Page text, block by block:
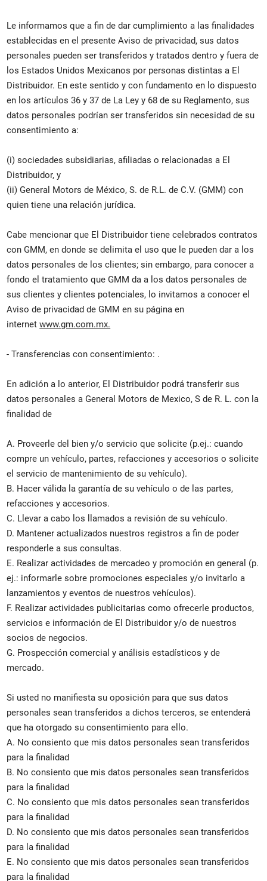
Le informamos que a fin de dar cumplimiento a las finalidades
establecidas en el presente Aviso de privacidad, sus datos
personales pueden ser transferidos y tratados dentro y fuera de
los Estados Unidos Mexicanos por personas distintas a El
Distribuidor. En este sentido y con fundamento en lo dispuesto
en los artículos 36 y 37 de La Ley y 68 de su Reglamento, sus
datos personales podrían ser transferidos sin necesidad de su
consentimiento a:
(i) sociedades subsidiarias, afiliadas o relacionadas a El
Distribuidor, y
(ii) General Motors de México, S. de R.L. de C.V. (GMM) con
quien tiene una relación jurídica.
Cabe mencionar que El Distribuidor tiene celebrados contratos
con GMM, en donde se delimita el uso que le pueden dar a los
datos personales de los clientes; sin embargo, para conocer a
fondo el tratamiento que GMM da a los datos personales de
sus clientes y clientes potenciales, lo invitamos a conocer el
Aviso de privacidad de GMM en su página en
internetwww.gm.com.mx.
- Transferencias con consentimiento: .
En adición a lo anterior, El Distribuidor podrá transferir sus
datos personales a General Motors de Mexico, S de R. L. con la
finalidad de
A. Proveerle del bien y/o servicio que solicite (p.ej.: cuando
compre un vehículo, partes, refacciones y accesorios o solicite
el servicio de mantenimiento de su vehículo).
B. Hacer válida la garantía de su vehículo o de las partes,
refacciones y accesorios.
C. Llevar a cabo los llamados a revisión de su vehículo.
D. Mantener actualizados nuestros registros a fin de poder
responderle a sus consultas.
E. Realizar actividades de mercadeo y promoción en general (p.
ej.: informarle sobre promociones especiales y/o invitarlo a
lanzamientos y eventos de nuestros vehículos).
F. Realizar actividades publicitarias como ofrecerle productos,
servicios e información de El Distribuidor y/o de nuestros
socios de negocios.
G. Prospección comercial y análisis estadísticos y de
mercado.
Si usted no manifiesta su oposición para que sus datos
personales sean transferidos a dichos terceros, se entenderá
que ha otorgado su consentimiento para ello.
A. No consiento que mis datos personales sean transferidos
para la finalidad
B. No consiento que mis datos personales sean transferidos
para la finalidad
C. No consiento que mis datos personales sean transferidos
para la finalidad
D. No consiento que mis datos personales sean transferidos
para la finalidad
E. No consiento que mis datos personales sean transferidos
para la finalidad